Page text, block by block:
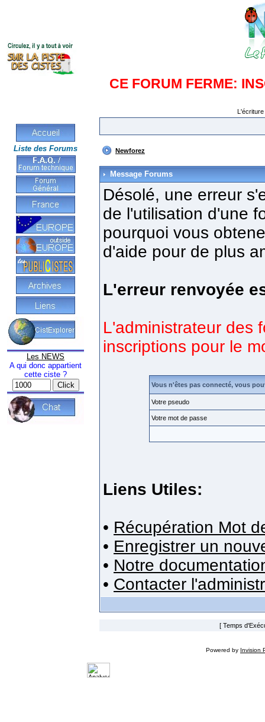
CE FORUM FERME:
Liste des Forums
Les NEWS
A qui donc appartient
cette ciste ?
Newforez
Message Forums
Désolé, une erreur
de l'utilisation d'une
pourquoi vous
d'aide pour de plus
L'erreur renvoyée
L'administrateur des
inscriptions pour le
Vous n'êtes pas connecté, vous
Votre pseudo
Votre mot de passe
Liens Utiles:
• Récupération Mot
• Enregistrer un
• Notre
• Contacter
[ Temps
Powered by Invision